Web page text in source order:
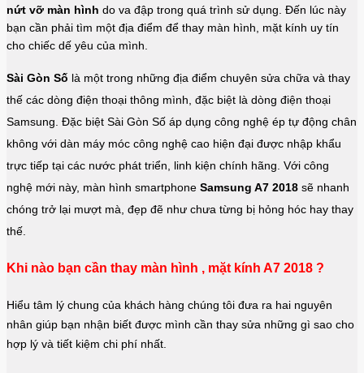
nứt vỡ màn hình do va đập trong quá trình sử dụng. Đến lúc này
bạn cần phải tìm một địa điểm để thay màn hình, mặt kính uy tín
cho chiếc dế yêu của mình.
Sài Gòn Số là một trong những địa điểm chuyên sửa chữa và thay
thế các dòng điện thoại thông mình, đặc biệt là dòng điện thoại
Samsung. Đặc biệt Sài Gòn Số áp dụng công nghệ ép tự động chân
không với dàn máy móc công nghệ cao hiện đại được nhập khẩu
trực tiếp tại các nước phát triển, linh kiện chính hãng. Với công
nghệ mới này, màn hình smartphone Samsung A7 2018 sẽ nhanh
chóng trở lại mượt mà, đẹp đẽ như chưa từng bị hỏng hóc hay thay
thế.
Khi nào bạn cần thay màn hình , mặt kính A7 2018 ?
Hiểu tâm lý chung của khách hàng chúng tôi đưa ra hai nguyên
nhân giúp bạn nhận biết được mình cần thay sửa những gì sao cho
hợp lý và tiết kiệm chi phí nhất.